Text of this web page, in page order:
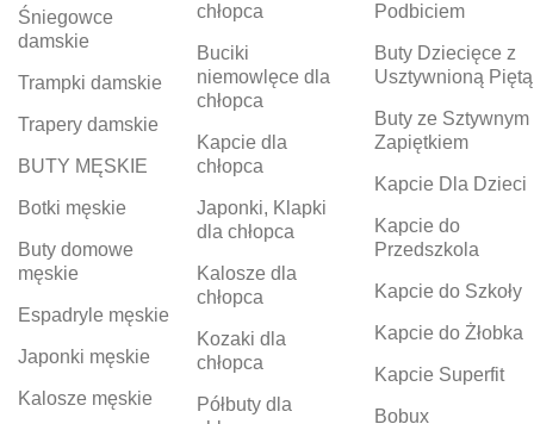
Śniegowce
damskie
Trampki damskie
Trapery damskie
BUTY MĘSKIE
Botki męskie
Buty domowe
męskie
Espadryle męskie
Japonki męskie
Kalosze męskie
chłopca
Buciki
niemowlęce dla
chłopca
Kapcie dla
chłopca
Japonki, Klapki
dla chłopca
Kalosze dla
chłopca
Kozaki dla
chłopca
Półbuty dla
Podbiciem
Buty Dziecięce z
Usztywnioną Piętą
Buty ze Sztywnym
Zapiętkiem
Kapcie Dla Dzieci
Kapcie do
Przedszkola
Kapcie do Szkoły
Kapcie do Żłobka
Kapcie Superfit
Bobux